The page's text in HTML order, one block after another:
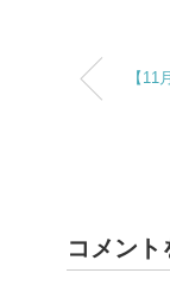
【11
コメント